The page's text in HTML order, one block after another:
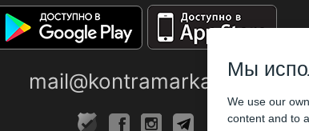
mail@kontramarka.ua
Мы
We use our
content and to